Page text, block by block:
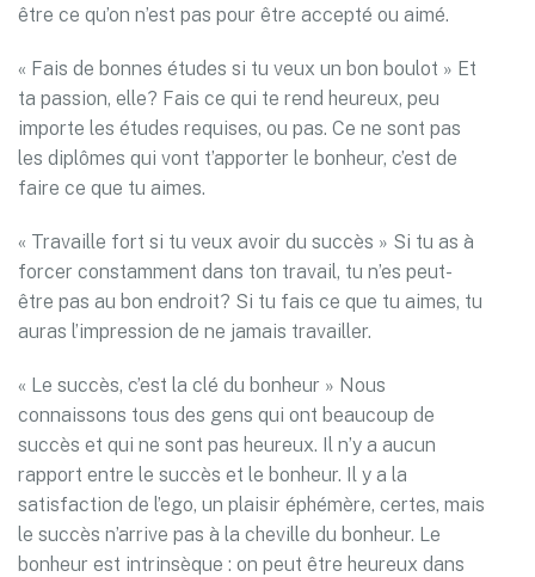
être ce qu’on n’est pas pour être accepté ou aimé.
« Fais de bonnes études si tu veux un bon boulot » Et
ta passion, elle? Fais ce qui te rend heureux, peu
importe les études requises, ou pas. Ce ne sont pas
les diplômes qui vont t’apporter le bonheur, c’est de
faire ce que tu aimes.
« Travaille fort si tu veux avoir du succès » Si tu as à
forcer constamment dans ton travail, tu n’es peut-
être pas au bon endroit? Si tu fais ce que tu aimes, tu
auras l’impression de ne jamais travailler.
« Le succès, c’est la clé du bonheur » Nous
connaissons tous des gens qui ont beaucoup de
succès et qui ne sont pas heureux. Il n’y a aucun
rapport entre le succès et le bonheur. Il y a la
satisfaction de l’ego, un plaisir éphémère, certes, mais
le succès n’arrive pas à la cheville du bonheur. Le
bonheur est intrinsèque : on peut être heureux dans